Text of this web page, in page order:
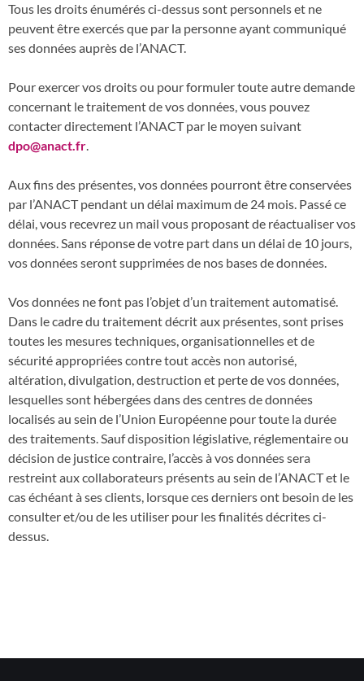
Tous les droits énumérés ci-dessus sont personnels et ne
peuvent être exercés que par la personne ayant communiqué
ses données auprès de l’ANACT.
Pour exercer vos droits ou pour formuler toute autre demande
concernant le traitement de vos données, vous pouvez
contacter directement l’ANACT par le moyen suivant
dpo@anact.fr.
Aux fins des présentes, vos données pourront être conservées
par l’ANACT pendant un délai maximum de 24 mois. Passé ce
délai, vous recevrez un mail vous proposant de réactualiser vos
données. Sans réponse de votre part dans un délai de 10 jours,
vos données seront supprimées de nos bases de données.
Vos données ne font pas l’objet d’un traitement automatisé.
Dans le cadre du traitement décrit aux présentes, sont prises
toutes les mesures techniques, organisationnelles et de
sécurité appropriées contre tout accès non autorisé,
altération, divulgation, destruction et perte de vos données,
lesquelles sont hébergées dans des centres de données
localisés au sein de l’Union Européenne pour toute la durée
des traitements. Sauf disposition législative, réglementaire ou
décision de justice contraire, l’accès à vos données sera
restreint aux collaborateurs présents au sein de l’ANACT et le
cas échéant à ses clients, lorsque ces derniers ont besoin de les
consulter et/ou de les utiliser pour les finalités décrites ci-
dessus.